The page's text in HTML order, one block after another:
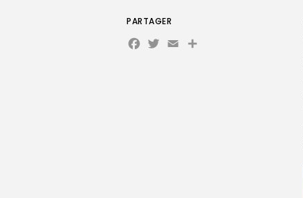
PARTAGER
Facebook
Twitter
EmailPartager